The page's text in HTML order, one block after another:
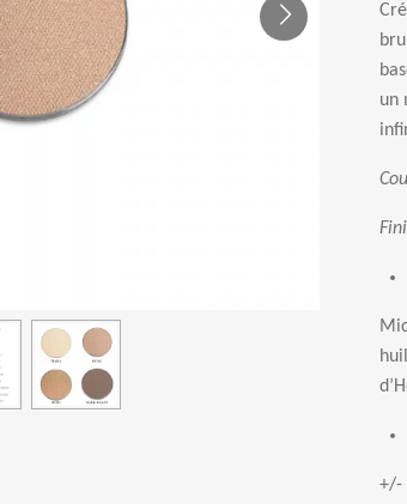
Cré
un
d’
+/-